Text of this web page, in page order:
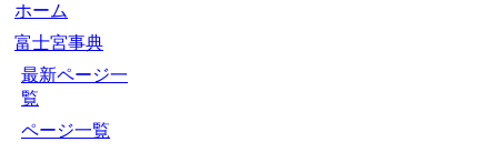
ホーム
富士宮事典
最新ページ一
覧
ページ一覧